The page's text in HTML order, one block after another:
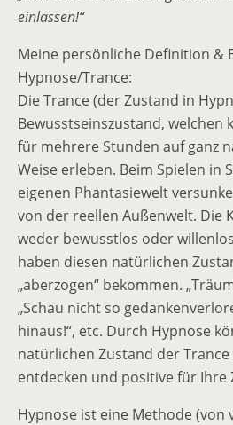
einlassen!“
Meine persönliche Definition &
Hypnose/Trance:
Die Trance (der Zustand in
Bewusstseinszustand, welchen
für mehrere Stunden auf ganz
Weise erleben. Beim Spielen in
eigenen Phantasiewelt
von der reellen Außenwelt. Die
weder bewusstlos oder
haben diesen natürlichen
„aberzogen“ bekommen.
„Schau nicht so
hinaus!“, etc. Durch Hypnose
natürlichen Zustand der
entdecken und positive für Ihre
Hypnose ist eine Methode (von